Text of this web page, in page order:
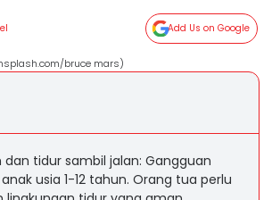
Add Us on Google
bruce mars)
tidur sambil jalan: Gangguan
usia 1-12 tahun. Orang tua perlu